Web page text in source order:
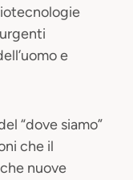
e
“dove siamo”
che il
nuove